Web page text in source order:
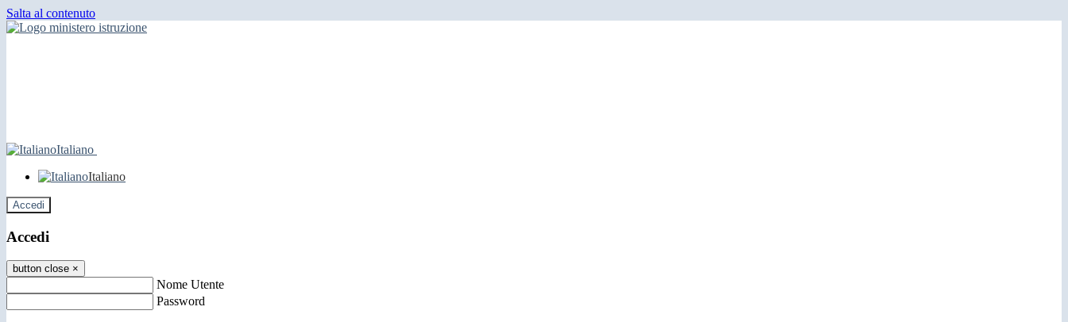
Salta al contenuto
Italiano
Italiano
Accedi
Accedi
button close ×
Nome Utente
Password